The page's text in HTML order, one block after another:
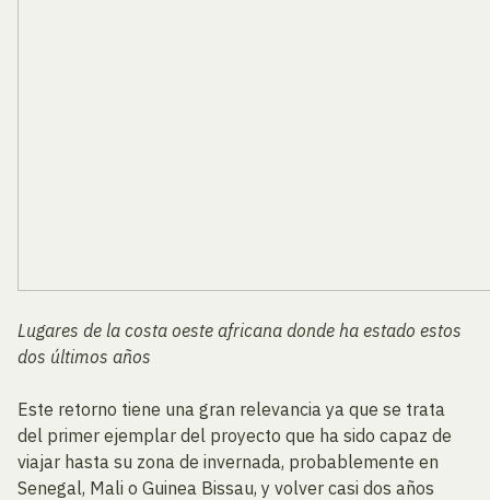
Lugares de la costa oeste africana donde ha estado estos
dos últimos años
Este retorno tiene una gran relevancia ya que se trata
del primer ejemplar del proyecto que ha sido capaz de
viajar hasta su zona de invernada, probablemente en
Senegal, Mali o Guinea Bissau, y volver casi dos años